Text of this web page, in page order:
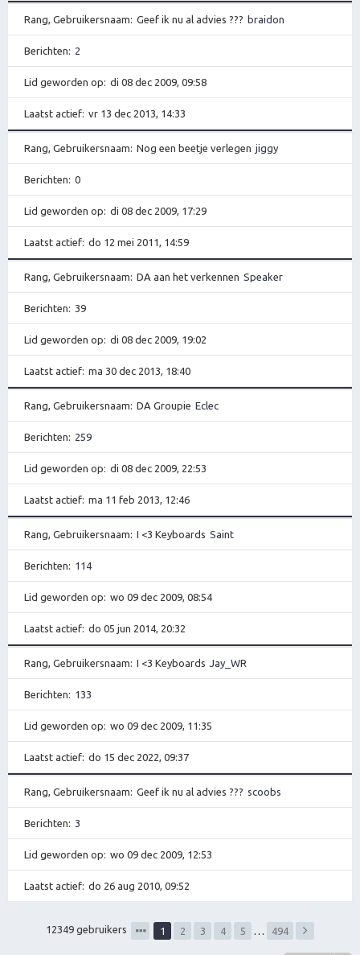
Rang, Gebruikersnaam Geef ik nu al advies ??? braidon
Berichten 2
Lid geworden op di 08 dec 2009, 09:58
Laatst actief vr 13 dec 2013, 14:33
Rang, Gebruikersnaam Nog een beetje verlegen jiggy
Berichten 0
Lid geworden op di 08 dec 2009, 17:29
Laatst actief do 12 mei 2011, 14:59
Rang, Gebruikersnaam DA aan het verkennen Speaker
Berichten 39
Lid geworden op di 08 dec 2009, 19:02
Laatst actief ma 30 dec 2013, 18:40
Rang, Gebruikersnaam DA Groupie Eclec
Berichten 259
Lid geworden op di 08 dec 2009, 22:53
Laatst actief ma 11 feb 2013, 12:46
Rang, Gebruikersnaam I <3 Keyboards Saint
Berichten 114
Lid geworden op wo 09 dec 2009, 08:54
Laatst actief do 05 jun 2014, 20:32
Rang, Gebruikersnaam I <3 Keyboards Jay_WR
Berichten 133
Lid geworden op wo 09 dec 2009, 11:35
Laatst actief do 15 dec 2022, 09:37
Rang, Gebruikersnaam Geef ik nu al advies ??? scoobs
Berichten 3
Lid geworden op wo 09 dec 2009, 12:53
Laatst actief do 26 aug 2010, 09:52
12349 gebruikers 1 2 3 4 5 494